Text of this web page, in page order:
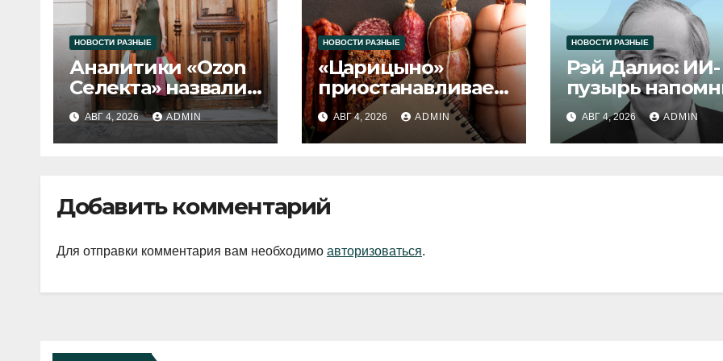
НОВОСТИ РАЗНЫЕ
Аналитики «Ozon
Селекта» назвали
fashion-тренды
2026 года
АВГ 4, 2026 ADMIN
НОВОСТИ РАЗНЫЕ
«Царицыно»
приостанавливает
выпуск продукции
АВГ 4, 2026 ADMIN
НОВОСТИ РАЗНЫЕ
Рэй Далио: ИИ-
пузырь
1929 и 2000
АВГ 4, 2026 ADMIN
Добавить комментарий
Для отправки комментария вам необходимо авторизоваться.